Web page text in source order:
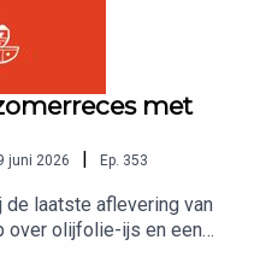
met
juni 2026 Ep. 353
de laatste aflevering van
over olijfolie-ijs en een